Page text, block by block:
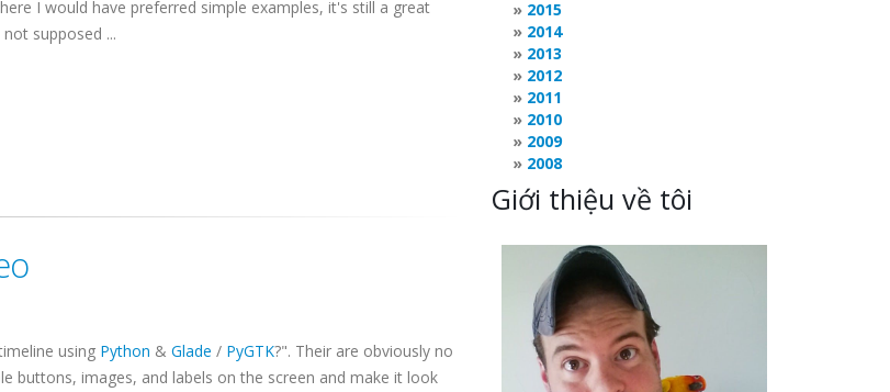
I would have preferred simple examples, it's still a great
supposed ...
using Python & Glade / PyGTK?". Their are obviously no
buttons, images, and labels on the screen and make it look
2015
2014
2013
2012
2011
2010
2009
2008
Giới thiệu về tôi